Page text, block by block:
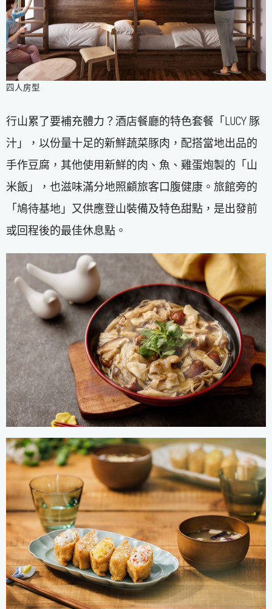
四人房型
行山累了要補充體力？酒店餐廳的特色套餐「LUCY 豚
汁」，以份量十足的新鮮蔬菜豚肉，配搭當地出品的
手作豆腐，其他使用新鮮的肉、魚、雞蛋炮製的「山
米飯」，也滋味滿分地照顧旅客口腹健康。旅館旁的
「鳩待基地」又供應登山裝備及特色甜點，是出發前
或回程後的最佳休息點。